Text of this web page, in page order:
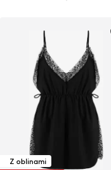
Z oblinami